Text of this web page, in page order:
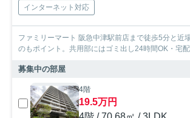
インターネット対応
ファミリーマート 阪急中津駅前店まで徒歩5分と近
のもポイント。共用部にはゴミ出し24時間OK・宅配
募集中の部屋
4階
19.5万円